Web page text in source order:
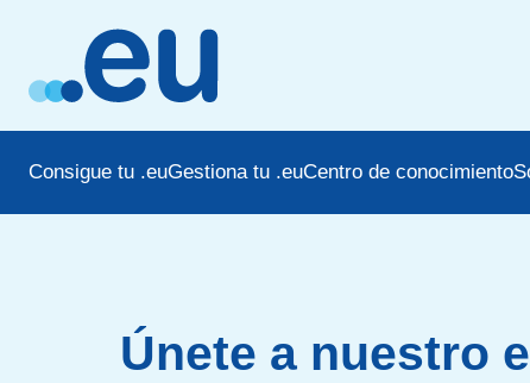
Consigue tu .euGestiona tu .euCentro de conocimiento
Únete a nuestro